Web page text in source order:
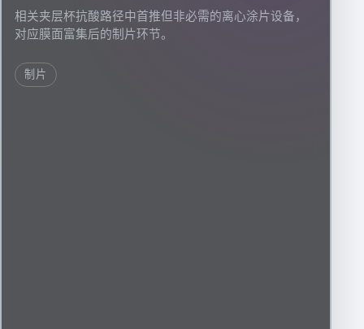
相关夹层杯抗酸路径中首推但非必需的离心涂片设备，
对应膜面富集后的制片环节。
制片